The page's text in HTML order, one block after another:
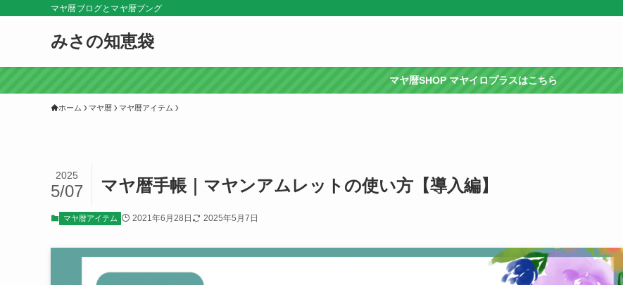
マヤ暦ブログとマヤ暦ブング
みさの知恵袋
マヤ暦SHOP マヤイロプラスはこちら
ホーム マヤ暦 マヤ暦アイテム
マヤ暦手帳｜マヤンアムレットの使い方【導入編】
2025
5/07
マヤ暦アイテム 2021年6月28日 2025年5月7日